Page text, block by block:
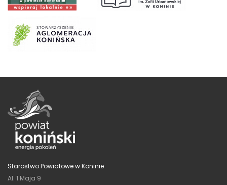
Starostwo Powiatowe w Koninie
Al. 1 Maja 9